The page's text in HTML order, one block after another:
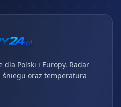
Polski i Europy. Radar
śniegu oraz temperatura